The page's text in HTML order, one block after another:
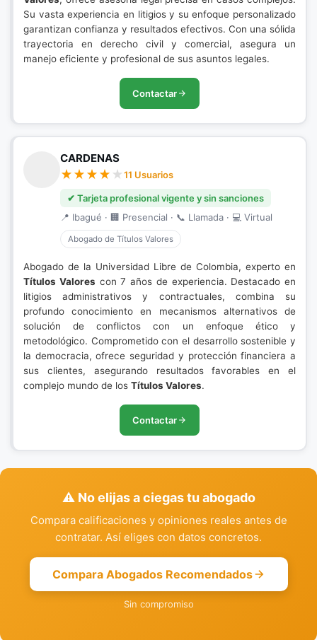
Su vasta experiencia en litigios y su enfoque personalizado
garantizan confianza y resultados efectivos. Con una sólida
trayectoria en derecho civil y comercial, asegura un
manejo eficiente y profesional de sus asuntos legales.
Contactar
CARDENAS
11 Usuarios
✔ Tarjeta profesional vigente y sin sanciones
📍 Ibagué · 🏢 Presencial · 📞 Llamada · 💻 Virtual
Abogado de Títulos Valores
Abogado de la Universidad Libre de Colombia, experto en
Títulos Valores con 7 años de experiencia. Destacado en
litigios administrativos y contractuales, combina su
profundo conocimiento en mecanismos alternativos de
solución de conflictos con un enfoque ético y
metodológico. Comprometido con el desarrollo sostenible y
la democracia, ofrece seguridad y protección financiera a
sus clientes, asegurando resultados favorables en el
complejo mundo de los Títulos Valores.
Contactar
⚠️ No elijas a ciegas tu abogado
Compara calificaciones y opiniones reales antes de
contratar. Así eliges con datos concretos.
Compara Abogados Recomendados
Sin compromiso